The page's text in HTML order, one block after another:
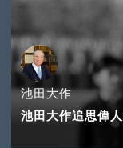
池田大作
池田大作追思偉